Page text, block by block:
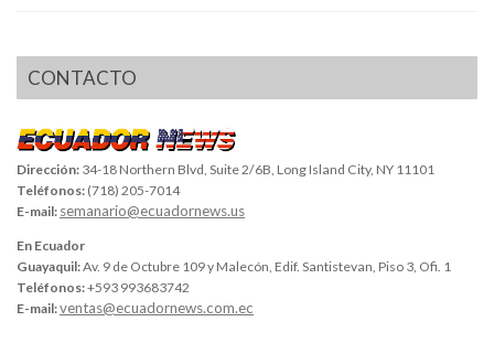
CONTACTO
Dirección: 34-18 Northern Blvd, Suite 2/6B, Long Island City, NY 11101
Teléfonos: (718) 205-7014
E-mail: semanario@ecuadornews.us
En Ecuador
Guayaquil:Av. 9 de Octubre 109 y Malecón, Edif. Santistevan, Piso 3, Ofi. 1
Teléfonos:+593 993683742
E-mail:ventas@ecuadornews.com.ec